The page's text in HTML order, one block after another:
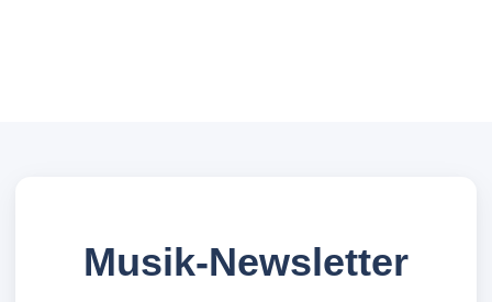
Musik-Newsletter